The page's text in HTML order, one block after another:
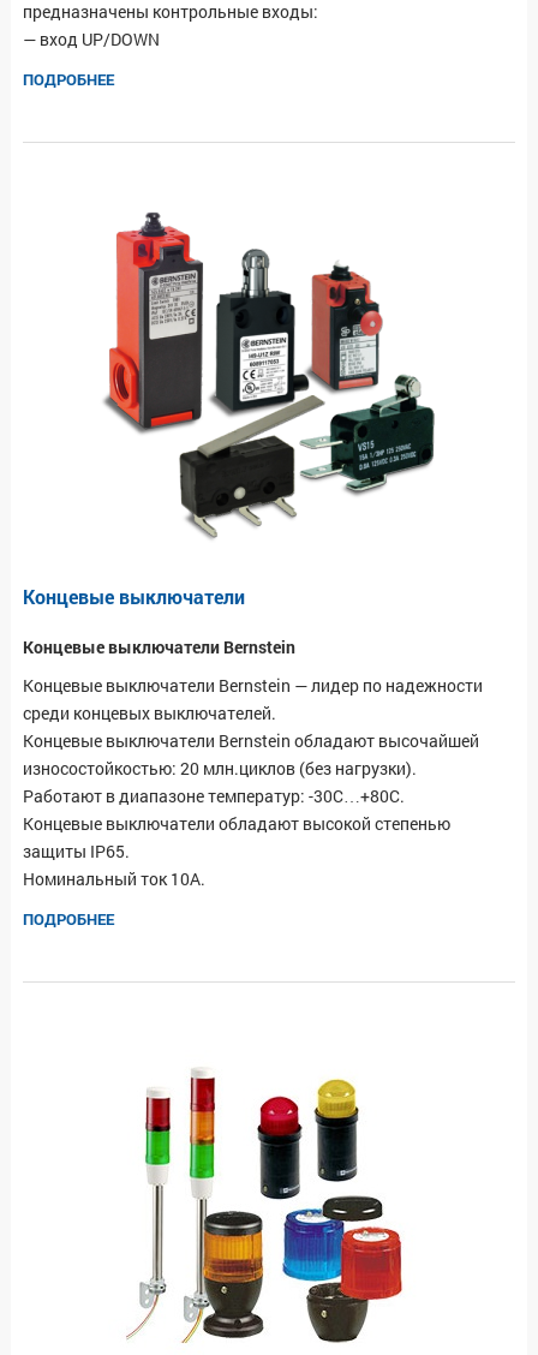
предназначены контрольные входы:
— вход UP/DOWN
ПОДРОБНЕЕ
Концевые выключатели
Концевые выключатели Bernstein
Концевые выключатели Bernstein — лидер по надежности
среди концевых выключателей.
Концевые выключатели Bernstein обладают высочайшей
износостойкостью: 20 млн.циклов (без нагрузки).
Работают в диапазоне температур: -30С…+80С.
Концевые выключатели обладают высокой степенью
защиты IP65.
Номинальный ток 10А.
ПОДРОБНЕЕ